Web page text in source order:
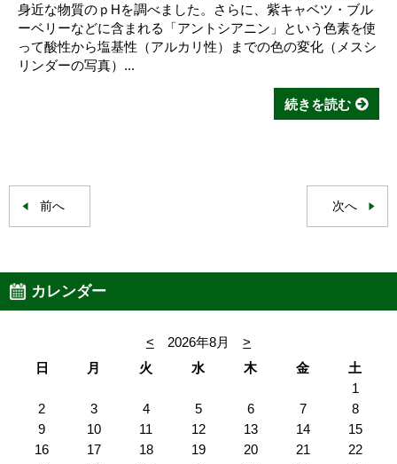
身近な物質のｐHを調べました。さらに、紫キャベツ・ブル
ーベリーなどに含まれる「アントシアニン」という色素を使
って酸性から塩基性（アルカリ性）までの色の変化（メスシ
リンダーの写真）...
続きを読む
前へ 次へ
カレンダー
< 2026年8月
>
日
月 火 水 木 金
土
1
2
3 4 5 6 7
8
9
10 11 12 13 14
15
16
17 18 19 20 21
22